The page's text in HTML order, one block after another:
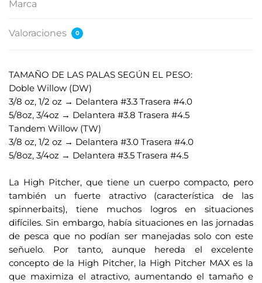
Marca
Valoraciones 0
TAMAÑO DE LAS PALAS SEGÚN EL PESO:
Doble Willow (DW)
3/8 oz, 1/2 oz → Delantera #3.3 Trasera #4.0
5/8oz, 3/4oz → Delantera #3.8 Trasera #4.5
Tandem Willow (TW)
3/8 oz, 1/2 oz → Delantera #3.0 Trasera #4.0
5/8oz, 3/4oz → Delantera #3.5 Trasera #4.5
La High Pitcher, que tiene un cuerpo compacto, pero
también un fuerte atractivo (característica de las
spinnerbaits), tiene muchos logros en situaciones
difíciles. Sin embargo, había situaciones en las jornadas
de pesca que no podían ser manejadas solo con este
señuelo. Por tanto, aunque hereda el excelente
concepto de la High Pitcher, la High Pitcher MAX es la
que maximiza el atractivo, aumentando el tamaño e